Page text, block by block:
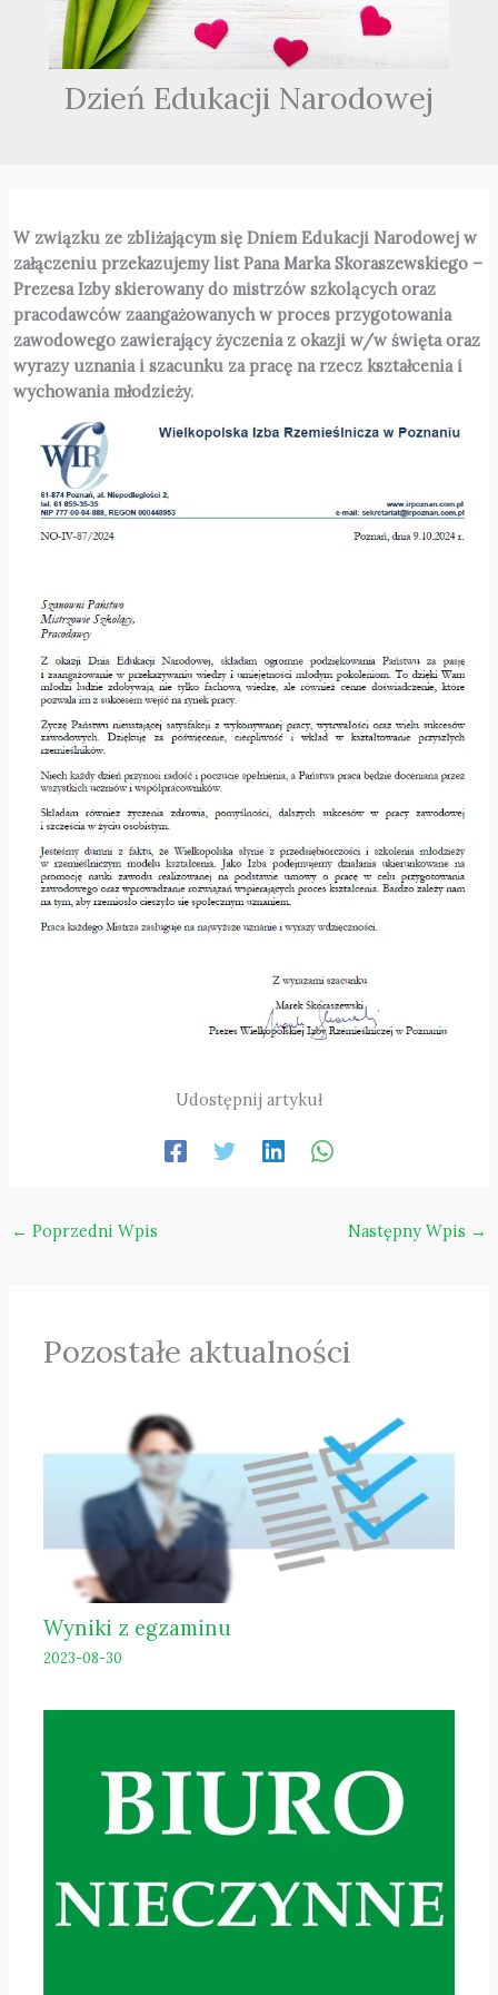
Dzień Edukacji Narodowej
W związku ze zbliżającym się Dniem Edukacji Narodowej w
załączeniu przekazujemy list Pana Marka Skoraszewskiego –
Prezesa Izby skierowany do mistrzów szkolących oraz
pracodawców zaangażowanych w proces przygotowania
zawodowego zawierający życzenia z okazji w/w święta oraz
wyrazy uznania i szacunku za pracę na rzecz kształcenia i
wychowania młodzieży.
Udostępnij artykuł
← Poprzedni Wpis Następny Wpis →
Pozostałe aktualności
Wyniki z egzaminu
2023-08-30